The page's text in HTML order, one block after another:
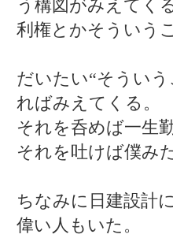
う構図がみえてく
利権とかそういう
だいたい“そうい
ればみえてくる。
それを呑めば一生
それを吐けば僕み
ちなみに日建設計
偉い人もいた。